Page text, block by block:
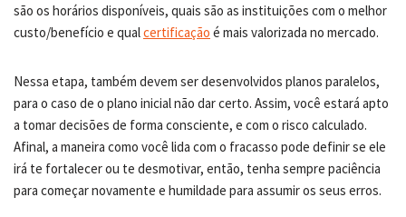
são os horários disponíveis, quais são as instituições com o melhor
custo/benefício e qualcertificação é mais valorizada no mercado.
Nessa etapa, também devem ser desenvolvidos planos paralelos,
para o caso de o plano inicial não dar certo. Assim, você estará apto
a tomar decisões de forma consciente, e com o risco calculado.
Afinal, a maneira como você lida com o fracasso pode definir se ele
irá te fortalecer ou te desmotivar, então, tenha sempre paciência
para começar novamente e humildade para assumir os seus erros.